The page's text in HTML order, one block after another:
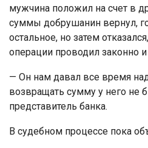
мужчина положил на счет в
суммы добрушанин вернул,
остальное, но затем
операции проводил законно
— Он нам давал все время
возвращать сумму у него не
представитель банка.
В судебном процессе пока